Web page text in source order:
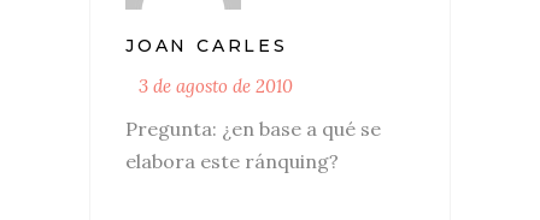
JOAN CARLES
3 de agosto de 2010
Pregunta: ¿en base a qué se
elabora este ránquing?